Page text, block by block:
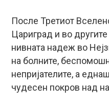
После Третиот
Цариград и во
нивната надеж во
на болните,
непријателите, а
чудесен покрoв над